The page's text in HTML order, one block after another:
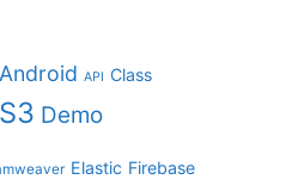
Android API Class
Demo
Elastic Firebase